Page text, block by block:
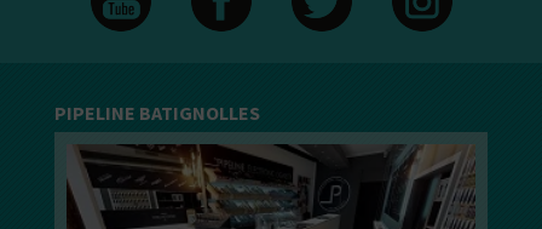
PIPELINE BATIGNOLLES